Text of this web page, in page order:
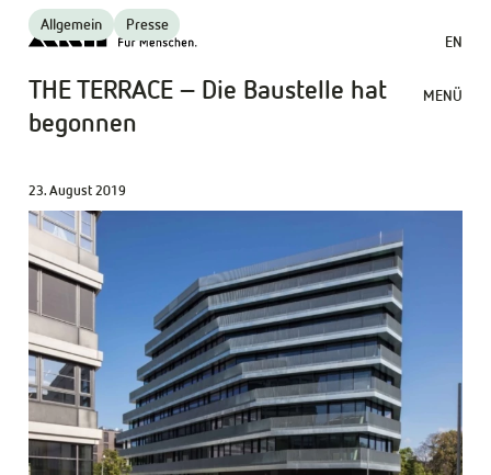
EN
MENÜ
Allgemein Presse
THE TERRACE – Die Baustelle hat
begonnen
23. August 2019